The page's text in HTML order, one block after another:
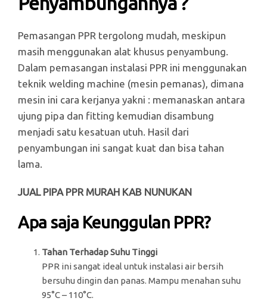
Pemasangan PPR tergolong mudah, meskipun
masih menggunakan alat khusus penyambung.
Dalam pemasangan instalasi PPR ini menggunakan
teknik welding machine (mesin pemanas), dimana
mesin ini cara kerjanya yakni : memanaskan antara
ujung pipa dan fitting kemudian disambung
menjadi satu kesatuan utuh. Hasil dari
penyambungan ini sangat kuat dan bisa tahan
lama.
JUAL PIPA PPR MURAH KAB NUNUKAN
Apa saja Keunggulan PPR?
Tahan Terhadap Suhu Tinggi
PPR ini sangat ideal untuk instalasi air bersih
bersuhu dingin dan panas. Mampu menahan suhu
95°C – 110°C.